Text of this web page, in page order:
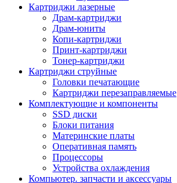
Картриджи лазерные
Драм-картриджи
Драм-юниты
Копи-картриджи
Принт-картриджи
Тонер-картриджи
Картриджи струйные
Головки печатающие
Картриджи перезаправляемые
Комплектующие и компоненты
SSD диски
Блоки питания
Материнские платы
Оперативная память
Процессоры
Устройства охлаждения
Компьютер. запчасти и аксессуары